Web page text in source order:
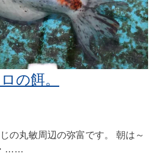
の餌。
の丸敏周辺の弥富です。 朝は～
……